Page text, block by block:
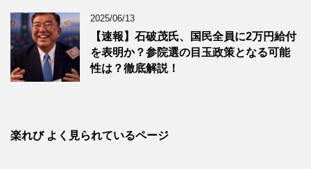
2025/06/13
【速報】石破茂氏、国民全員に2万円給付
を表明か？参院選の目玉政策となる可能
性は？徹底解説！
楽れび よく見られているページ